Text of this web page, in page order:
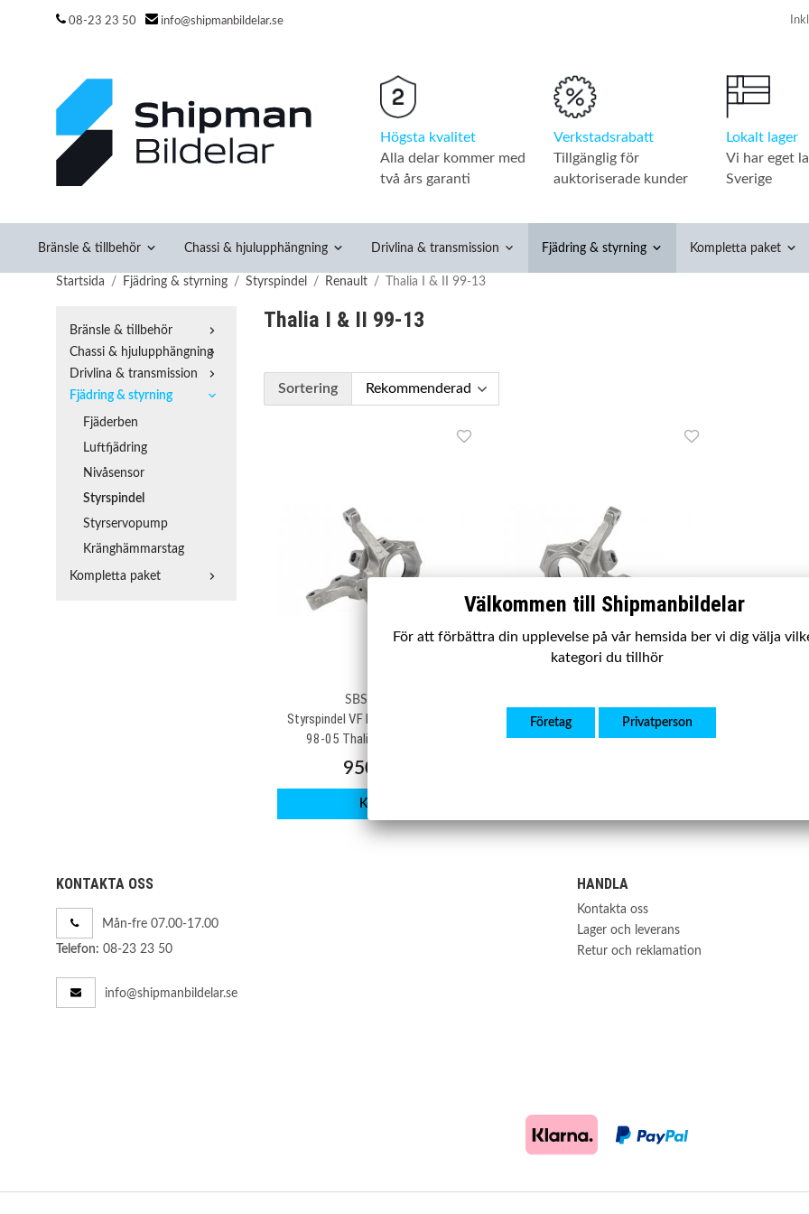
08-23 23 50 info@shipmanbildelar.se
Högsta kvalitet
Alla delar kommer med
två års garanti
Verkstadsrabatt
Tillgänglig för
auktoriserade kunder
Lokalt lager
Vi har eget
Sverige
Bränsle & tillbehör Chassi & hjulupphängning Drivlina & transmission Fjädring & styrning Kompletta paket
Startsida / Fjädring & styrning / Styrspindel / Renault / Thalia I & II 99-13
Bränsle & tillbehör
Chassi & hjulupphängning
Drivlina & transmission
Fjädring & styrning
Fjäderben
Luftfjädring
Nivåsensor
Styrspindel
Styrservopump
Kränghämmarstag
Kompletta paket
Thalia I & II 99-13
Sortering
SBSS009
Styrspindel VF Renault Clio I & II
98-05 Thalia I & II 99-13
950 kr
Köp
Styrspindel HF Renault Clio I & II
98-05 / Thalia I & II 99-13
KONTAKTA OSS
Mån-fre 07.00-17.00
Telefon: 08-23 23 50
info@shipmanbildelar.se
HANDLA
Kontakta oss
Lager och leverans
Retur och reklamation
Välkommen till Shipmanbildelar
För att förbättra din upplevelse på vår hemsida ber vi dig välja
kategori du tillhör
Företag Privatperson